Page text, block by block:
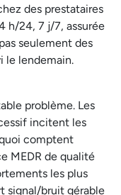
des prestataires
h/24, 7 j/7, assurée
seulement des
le lendemain.
problème. Les
incitent les
comptent
MEDR de qualité
les plus
signal/bruit gérable